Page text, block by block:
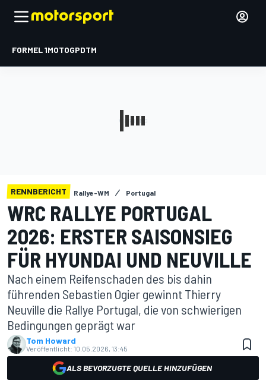
FORMEL 1MOTOGPDTM
RENNBERICHT Rallye-WM Portugal
WRC RALLYE PORTUGAL
2026: ERSTER SAISONSIEG
FÜR HYUNDAI UND NEUVILLE
Nach einem Reifenschaden des bis dahin
führenden Sebastien Ogier gewinnt Thierry
Neuville die Rallye Portugal, die von schwierigen
Bedingungen geprägt war
Tom Howard
Veröffentlicht: 10.05.2026, 13:45
ALS BEVORZUGTE QUELLE HINZUFÜGEN